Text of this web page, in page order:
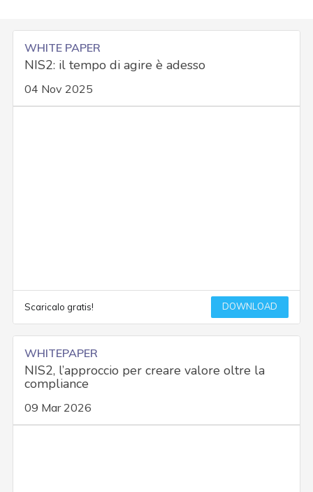
WHITE PAPER
NIS2: il tempo di agire è adesso
04 Nov 2025
Scaricalo gratis! DOWNLOAD
WHITEPAPER
NIS2, l’approccio per creare valore oltre la
compliance
09 Mar 2026